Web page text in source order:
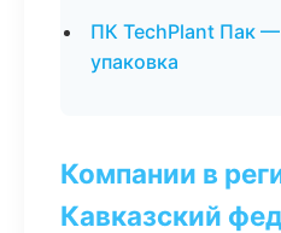
ПК TechPlant Пак
упаковка
Компании в
Кавказский